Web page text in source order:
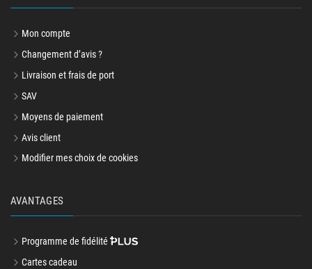
Mon compte
Changement d’avis ?
Livraison et frais de port
SAV
Moyens de paiement
Avis client
Modifier mes choix de cookies
AVANTAGES
Programme de fidélité
Cartes cadeau